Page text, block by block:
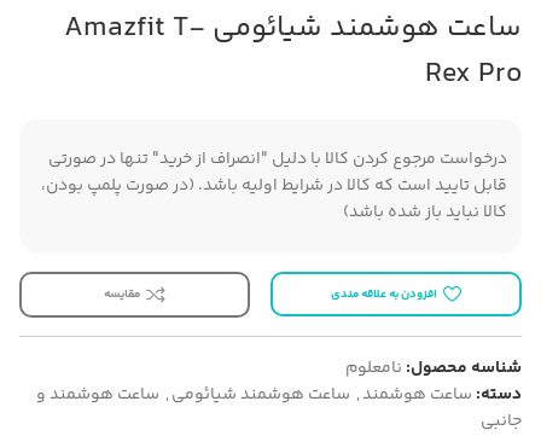
ساعت هوشمند شیائومی Amazfit T-
Rex Pro
درخواست مرجوع کردن کالا با دلیل "انصراف از خرید" تنها در صورتی
قابل تایید است که کالا در شرایط اولیه باشد. (در صورت پلمپ بودن،
کالا نباید باز شده باشد)
افزودن به علاقه مندی مقایسه
شناسه محصول: نامعلوم
دسته: ساعت هوشمند, ساعت هوشمند شیائومی, ساعت هوشمند و
جانبی